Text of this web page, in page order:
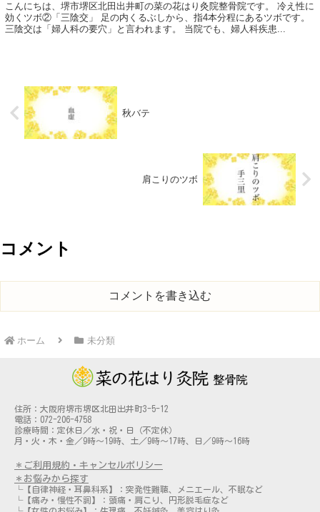
こんにちは、堺市堺区北田出井町の菜の花はり灸院整骨院です。 冷え性に
効くツボ②「三陰交」 足の内くるぶしから、指4本分程にあるツボです。
三陰交は「婦人科の要穴」と言われます。 当院でも、婦人科疾患...
秋バテ
肩こりのツボ
コメント
コメントを書き込む
ホーム 未分類
住所：大阪府堺市堺区北田出井町3-5-12
電話：072-206-4758
診療時間：定休日／水・祝・日（不定休）
月・火・木・金／9時～19時、土／9時～17時、日／9時～16時
＊ご利用規約・キャンセルポリシー
＊お悩みから探す
└【自律神経・耳鼻科系】：突発性難聴、メニエール、不眠など
└【痛み・慢性不調】：頭痛・肩こり、円形脱毛症など